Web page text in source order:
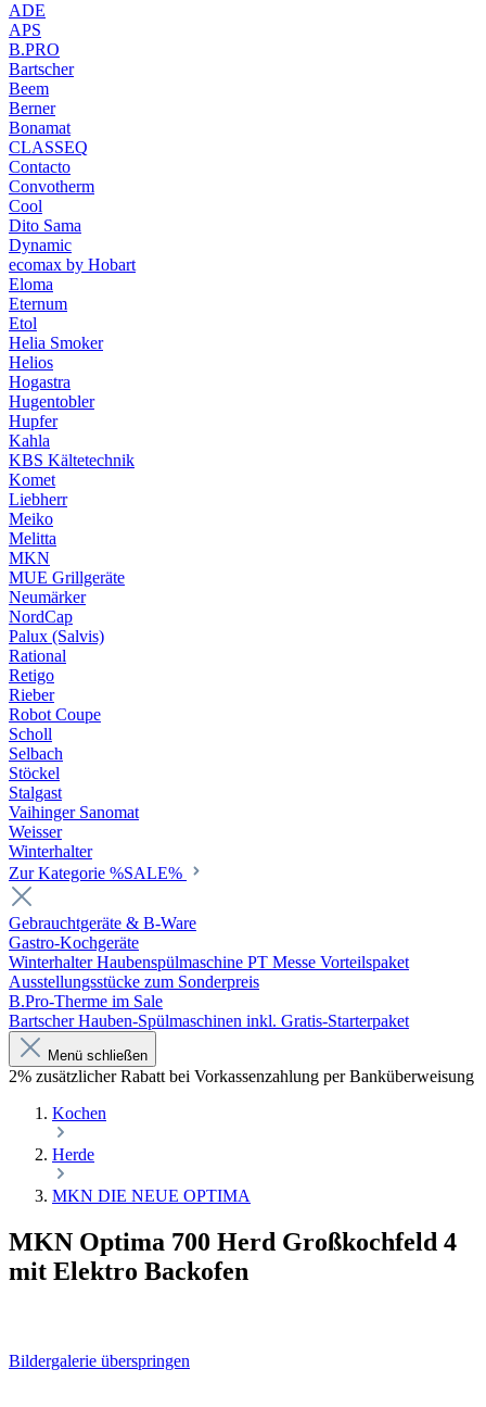
ADE
APS
B.PRO
Bartscher
Beem
Berner
Bonamat
CLASSEQ
Contacto
Convotherm
Cool
Dito Sama
Dynamic
ecomax by Hobart
Eloma
Eternum
Etol
Helia Smoker
Helios
Hogastra
Hugentobler
Hupfer
Kahla
KBS Kältetechnik
Komet
Liebherr
Meiko
Melitta
MKN
MUE Grillgeräte
Neumärker
NordCap
Palux (Salvis)
Rational
Retigo
Rieber
Robot Coupe
Scholl
Selbach
Stöckel
Stalgast
Vaihinger Sanomat
Weisser
Winterhalter
Zur Kategorie %SALE%
Gebrauchtgeräte & B-Ware
Gastro-Kochgeräte
Winterhalter Haubenspülmaschine PT Messe Vorteilspaket
Ausstellungsstücke zum Sonderpreis
B.Pro-Therme im Sale
Bartscher Hauben-Spülmaschinen inkl. Gratis-Starterpaket
Menü schließen
2% zusätzlicher Rabatt bei Vorkassenzahlung per Banküberweisung
Kochen
Herde
MKN DIE NEUE OPTIMA
MKN Optima 700 Herd Großkochfeld 4
mit Elektro Backofen
Bildergalerie überspringen